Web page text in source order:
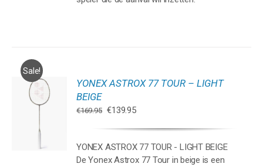
Sale!
YONEX ASTROX 77 TOUR – LIGHT
BEIGE
€169.95 Oorspronkelijke
€169.95.
€139.95Huidige
€139.95.
YONEX ASTROX 77 TOUR - LIGHT BEIGE
De Yonex Astrox 77 Tour in beige is een